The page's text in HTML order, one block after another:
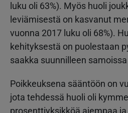
luku oli 63%). Myös huoli
leviämisestä on kasvanut
vuonna 2017 luku oli 68%).
kehityksestä on puolestaan
saakka suunnilleen
Poikkeuksena sääntöön on
jota tehdessä huoli oli
prosenttiyksikköä aiempaa